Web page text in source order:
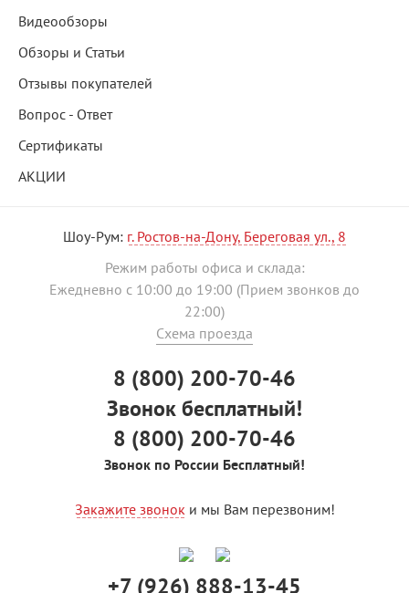
Видеообзоры
Обзоры и Статьи
Отзывы покупателей
Вопрос - Ответ
Сертификаты
АКЦИИ
Шоу-Рум: г. Ростов-на-Дону, Береговая ул., 8
Режим работы офиса и склада:
Ежедневно с 10:00 до 19:00 (Прием звонков до
22:00)
Схема проезда
8 (800) 200-70-46
Звонок бесплатный!
8 (800) 200-70-46
Звонок по России Бесплатный!
Закажите звоноки мы Вам перезвоним!
+7 (926) 888-13-45